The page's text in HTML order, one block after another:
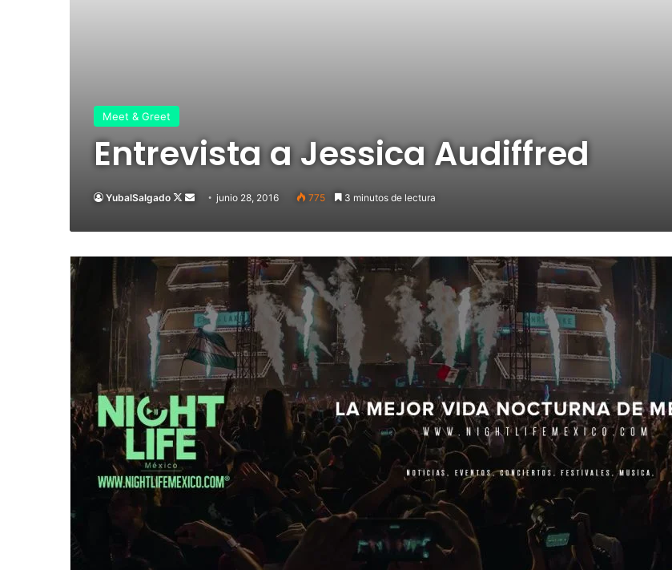
Meet & Greet
Entrevista a Jessica Audiffred
YubalSalgado
Follow
Sendjunio 28, 2016 775 3 minutos de lectura